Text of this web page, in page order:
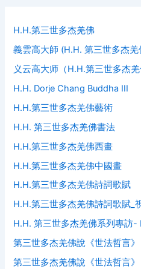
f
r
:
H.H.第三世多杰羌佛
義雲高大師 (H.H. 第三世多杰
义云高大师（H.H.第三世多杰
H.H. Dorje Chang Buddha III
H.H.第三世多杰羌佛藝術
H.H. 第三世多杰羌佛書法
H.H.第三世多杰羌佛西畫
H.H.第三世多杰羌佛中國畫
H.H.第三世多杰羌佛詩詞歌賦
H.H.第三世多杰羌佛詩詞歌賦_
H.H. 第三世多杰羌佛系列專訪-
第三世多杰羌佛說《世法哲言》
第三世多杰羌佛說《世法哲言》